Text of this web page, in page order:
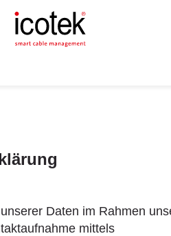
Daten im Rahmen
mittels